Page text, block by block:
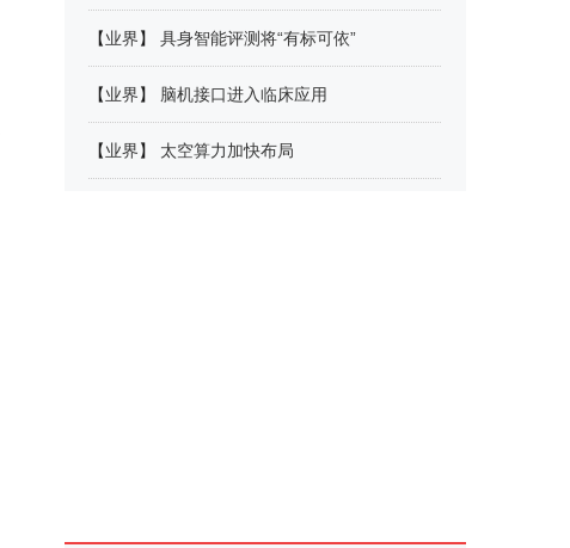
【业界】 具身智能评测将“有标可依”
【业界】 脑机接口进入临床应用
【业界】 太空算力加快布局